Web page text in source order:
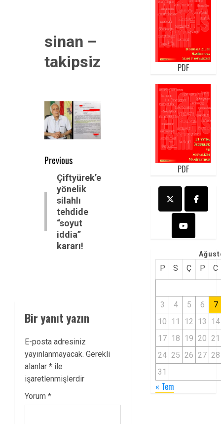
sinan –
takipsizlik
Post
navigation
Previous
Previous
post:
Çiftyürek’e
yönelik
silahlı
tehdide
“soyut
iddia”
kararı!
Bir yanıt yazın
E-posta adresiniz
yayınlanmayacak. Gerekli
alanlar * ile
işaretlenmişlerdir
Yorum *
PDF
PDF
P S Ç P C
3 4 5 6
7
10 11 12 13
14
17 18 19 20 21
24 25 26 27 28
31
« Tem